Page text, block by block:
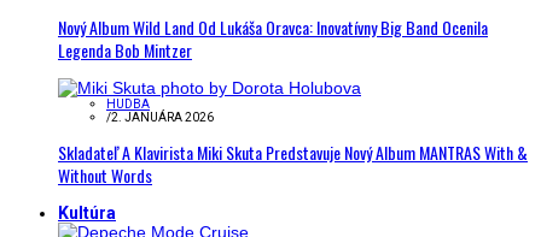
Nový Album Wild Land Od Lukáša Oravca: Inovatívny Big Band Ocenila
Legenda Bob Mintzer
HUDBA
/2. JANUÁRA 2026
Skladateľ A Klavirista Miki Skuta Predstavuje Nový Album MANTRAS With &
Without Words
Kultúra